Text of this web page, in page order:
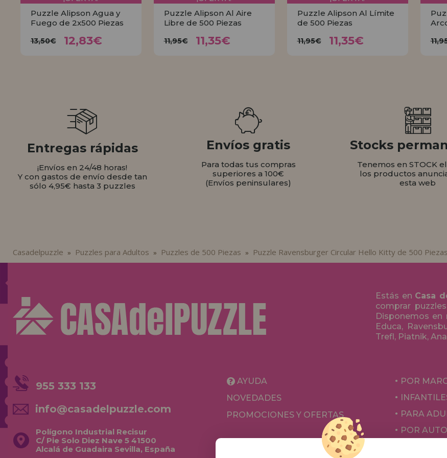
Puzzle Alipson Agua y
Fuego de 2x500 Piezas
13,50€ 12,83€
Puzzle Alipson Al Aire
Libre de 500 Piezas
11,95€ 11,35€
Puzzle Alipson Al Límite
de 500 Piezas
11,95€ 11,35€
Entregas rápidas
¡Envíos en 24/48 horas!
Y con gastos de envío desde tan
sólo 4,95€ hasta 3 puzzles
Envíos gratis
Para todas tus compras
superiores a 100€
(Envíos peninsulares)
Stocks
Tenemos en STOCK
los productos
esta web
Casadelpuzzle » Puzzles para Adultos » Puzzles de 500 Piezas » Puzzle Ravensburger Circular Hello Kitty de 500 Piezas
Estás en Casa
comprar
Disponemos
Educa,
Trefl, Piatnik,
955 333 133
info@casadelpuzzle.com
Polígono Industrial Recisur
C/ Pie Solo Diez Nave 5 41500
Alcalá de Guadaira Sevilla, España
AYUDA
NOVEDADES
PROMOCIONES Y OFERTAS
POR
PARA
POR